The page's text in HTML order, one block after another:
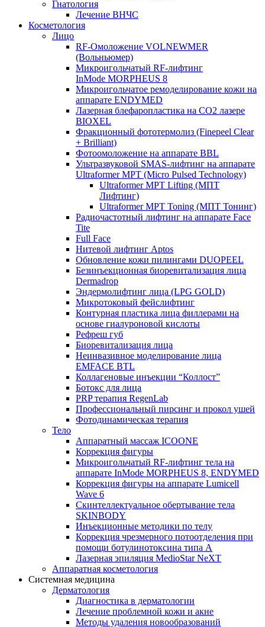
Гнатология
Лечение ВНЧС
Косметология
Лицо
RF-Омоложение VOLNEWMER
(Вольньюмер)
Микроигольчатый RF-лифтинг
InMode MORPHEUS 8
Микроигольчатое ремоделирование кожи на
аппарате ENDYMED
Лазерная блефаропластика на CO2 лазере
BIOXEL
Фракционный фототермолиз (Finepeel Clear
+ Brilliant)
Фотоомоложение на аппарате BBL
Ультразвуковой SMAS-лифтинг на аппарате
Ultraformer MPT (Micro Pulsed Technology)
Ultraformer MPT Lifting (МПТ
Лифтинг)
Ultraformer MPT Toning (МПТ Тонинг)
Радиочастотный лифтинг на аппарате Face
Tite
Full Face
Нитевой лифтинг Aptos
Обновление кожи пилингами DUOPEEL
Безинъекционная биоревитализация лица
Dermadrop
Эндермолифтинг лица (LPG GOLD)
Микротоковый фейслифтинг
Контурная пластика лица филлерами на
основе гиалуроновой кислоты
Рефреш губ
Биоревитализация лица
Неинвазивное моделирование лица
EMFACE BTL
Коллагеновые инъекции “Коллост”
Ботокс для лица
PRP терапия RegenLab
Профессиональный пирсинг и прокол ушей
Фотодинамическая терапия
Тело
Аппаратный массаж ICOONE
Коррекция фигуры
Микроигольчатый RF-лифтинг тела на
аппарате InMode MORPHEUS 8, ENDYMED
Коррекция фигуры на аппарате Lumicell
Wave 6
Скинтеллектуальное обертывание тела
SKINBODY
Инъекционные методики по телу
Коррекция чрезмерного потоотделения при
помощи ботулинотоксина типа А
Лазерная эпиляция MedioStar NeXT
Аппаратная косметология
Системная медицина
Дерматология
Диагностика в дерматологии
Лечение проблемной кожи и акне
Методы удаления новообразований